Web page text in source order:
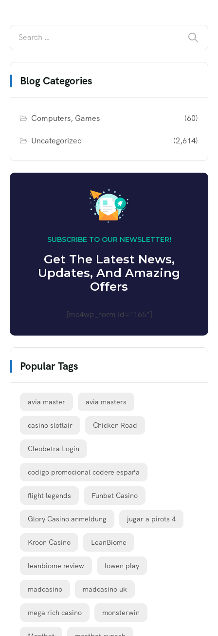
Blog Categories
Computers, Games (60)
Uncategorized (2,614)
SUBSCRIBE TO OUR NEWSLETTER!
Get The Latest News,
Updates, And Amazing
Offers
[mc4wp_form id="165"]
Popular Tags
avia master avia masters
casino slotlair Chicken Road
Cleobetra Login
codigo promocional codere españa
flight legends Funbet Casino
Glory Casino anmeldung jugar a pirots 4
Kroon Casino LeanBiome
leanbiome review lowen play
madcasino madcasino uk
mega rich casino monsterwin